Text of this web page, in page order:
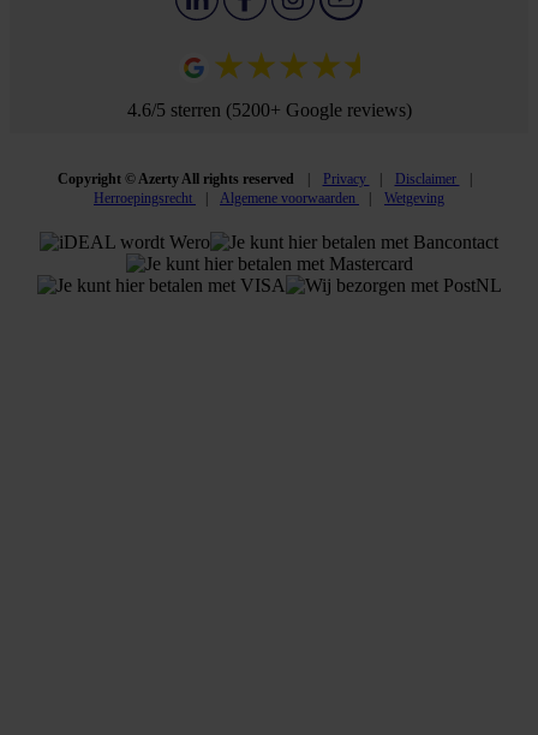
4.6/5 sterren (5200+ Google reviews)
Copyright © Azerty All rights reserved Privacy
Disclaimer
Herroepingsrecht
Algemene voorwaarden Wetgeving